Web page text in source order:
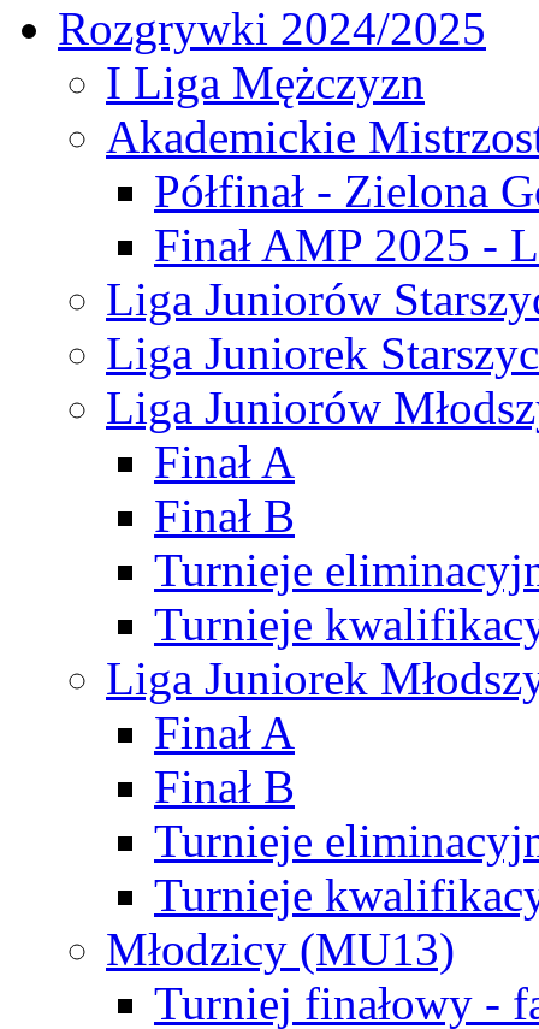
Rozgrywki 2024/2025
I Liga Mężczyzn
Akademickie
Półfinał - Zielona
Finał AMP 2025 -
Liga Juniorów
Liga Juniorek
Liga Juniorów
Finał A
Finał B
Turnieje
Turnieje
Liga Juniorek
Finał A
Finał B
Turnieje
Turnieje
Młodzicy (MU13)
Turniej finałowy -